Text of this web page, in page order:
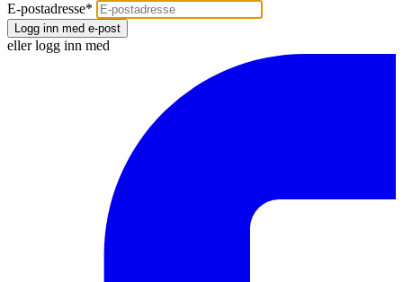
E-postadresse*
Logg inn med e-post
eller logg inn med